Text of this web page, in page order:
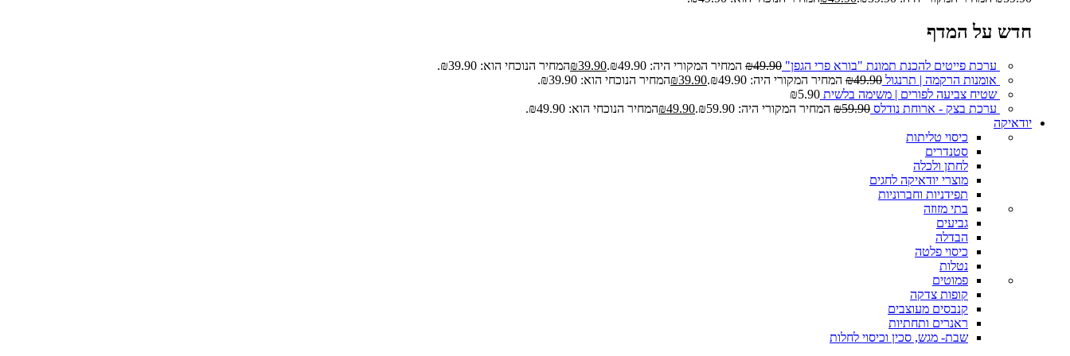
חדש על המדף
ערכת פייטים להכנת תמונת "בורא פרי הגפן" ₪49.90 המחיר המקורי היה: ₪49.90. ₪39.90
המחיר הנוכחי הוא: ₪39.90.
אומנות הרקמה | תרנגול
₪49.90 המחיר המקורי היה: ₪49.90. ₪39.90
המחיר הנוכחי הוא: ₪39.90.
שטיח צביעה לפורים | משימה בלשית
₪5.90
ערכת בצק - ארוחת נודלס
₪59.90 המחיר המקורי היה: ₪59.90. ₪49.90
המחיר הנוכחי הוא: ₪49.90.
יודאיקה
כיסוי טליתות
סטנדרים
לחתן ולכלה
מוצרי יודאיקה לחגים
תפידניות וחברוניות
בתי מזוזה
גביעים
הבדלה
כיסוי פלטה
נטלות
פמוטים
קופות צדקה
קנבסים מעוצבים
ראנרים ותחתיות
שבת- מגש, סכין וכיסוי לחלות